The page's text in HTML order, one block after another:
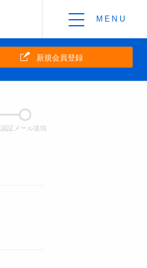
新規会員登録
認証メール送信